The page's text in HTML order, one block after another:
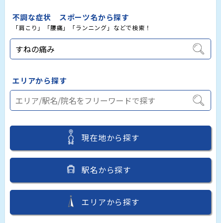
不調な症状 スポーツ名から探す
「肩こり」「腰痛」「ランニング」などで検索！
エリアから探す
現在地から探す
駅名から探す
エリアから探す